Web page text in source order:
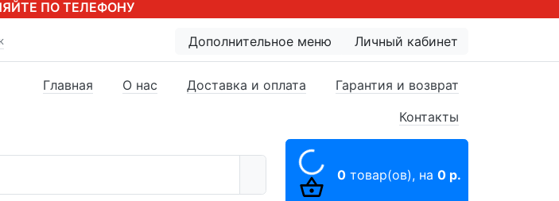
ПО ТЕЛЕФОНУ
Дополнительное меню Личный кабинет
Главная О нас Доставка и оплата
Гарантия и возврат
Контакты
0 товар(ов), на 0 р.